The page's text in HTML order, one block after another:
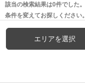
該当の検索結果は0件でした。
条件を変えてお探しください。
エリアを選択